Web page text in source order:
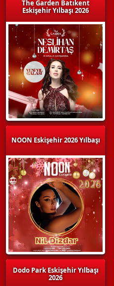
The Garden Batıkent
Eskişehir Yılbaşı 2026
NOON Eskişehir 2026 Yılbaşı
Dodo Park Eskişehir Yılbaşı
2026